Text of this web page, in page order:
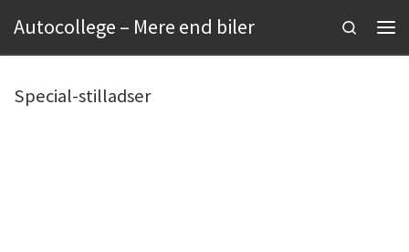
Fortsæt til indhold
Autocollege – Mere end biler
Search
Special-stilladser